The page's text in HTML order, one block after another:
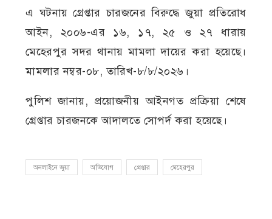
এ ঘটনায় গ্রেপ্তার চারজনের বিরুদ্ধে জুয়া প্রতিরোধ
আইন, ২০০৬-এর ১৬, ১৭, ২৫ ও ২৭ ধারায়
মেহেরপুর সদর থানায় মামলা দায়ের করা হয়েছে।
মামলার নম্বর-০৮, তারিখ-৮/৮/২০২৬।
পুলিশ জানায়, প্রয়োজনীয় আইনগত প্রক্রিয়া শেষে
গ্রেপ্তার চারজনকে আদালতে সোপর্দ করা হয়েছে।
অনলাইনে জুয়া অভিযোগ গ্রেপ্তার মেহেরপুর